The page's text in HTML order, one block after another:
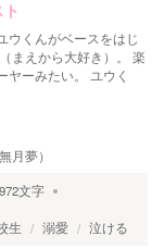
ウくんがベースをはじ
まえから大好き）。 楽
ヤーみたい。 ユウく
月夢）
文字
生 溺愛 泣ける